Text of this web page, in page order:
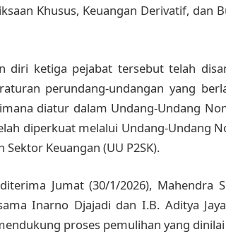
Khusus, Keuangan Derivatif, dan
diri ketiga pejabat tersebut telah
perundang-undangan yang
diatur dalam Undang-Undang
diperkuat melalui Undang-Undang
Keuangan (UU P2SK).
Jumat (30/1/2026), Mahendra
Inarno Djajadi dan I.B. Aditya
proses pemulihan yang